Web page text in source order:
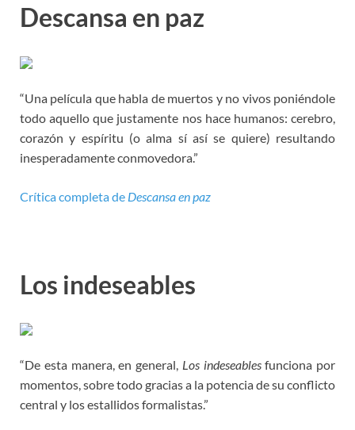
Descansa en paz
“Una película que habla de muertos y no vivos poniéndole
todo aquello que justamente nos hace humanos: cerebro,
corazón y espíritu (o alma sí así se quiere) resultando
inesperadamente conmovedora.”
Crítica completa de Descansa en paz
Los indeseables
“De esta manera, en general, Los indeseablesfunciona por
momentos, sobre todo gracias a la potencia de su conflicto
central y los estallidos formalistas.”